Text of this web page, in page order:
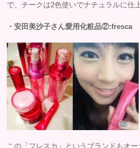
で、チークは2色使いでナチュラルに仕
・安田美沙子さん愛用化粧品②:fresca
この「フレスカ」というブランドもオー